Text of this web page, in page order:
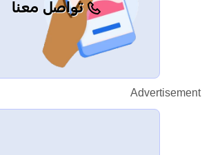
تواصل معنا
Advertisement